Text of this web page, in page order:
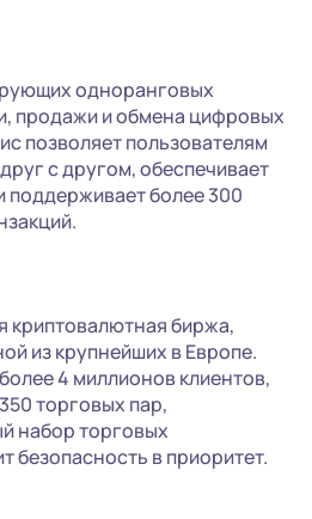
одноранговых
продажи и обмена цифровых
позволяет пользователям
с другом, обеспечивает
поддерживает более 300
криптовалютная биржа,
из крупнейших в Европе.
4 миллионов клиентов,
торговых пар,
набор торговых
безопасность в приоритет.